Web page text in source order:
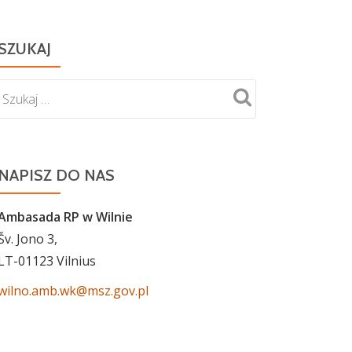
DO NAS
RP w Wilnie
Jono 3,
01123 Vilnius